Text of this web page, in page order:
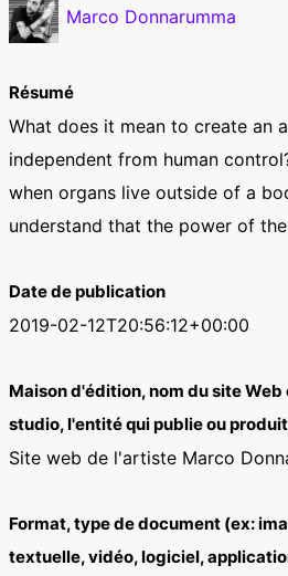
Marco Donnarumma
Résumé
What does it mean to create an
independent from human
when organs live outside of a
understand that the power of
Date de publication
2019-02-12T20:56:12+00:00
Maison d'édition, nom du site
studio, l'entité qui publie ou
Site web de l'artiste Marco
Format, type de document (ex:
textuelle, vidéo, logiciel,